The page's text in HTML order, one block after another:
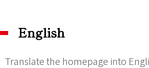
English
Translate the homepage into